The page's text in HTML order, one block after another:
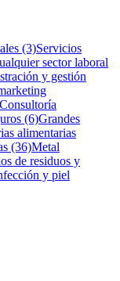
(3)Servicios
sector laboral
y gestión
Consultoría
(6)Grandes
alimentarias
(36)Metal
de residuos y
y piel